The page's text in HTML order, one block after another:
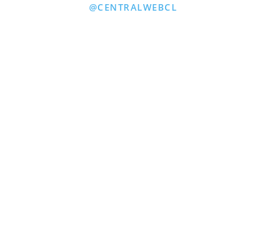
@CENTRALWEBCL